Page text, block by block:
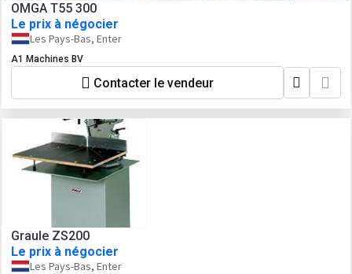
OMGA T55 300
Le prix à négocier
Les Pays-Bas, Enter
A1 Machines BV
Contacter le vendeur
Graule ZS200
Le prix à négocier
Les Pays-Bas, Enter